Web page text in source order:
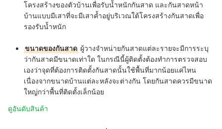
โครงสร้างของตัวบ้านเพื่อรับน้ำหนักกันสาด และกันสาดหน้า
บ้านแบบมีเสาที่จะมีเสาค้ำอยู่บริเวณใต้โครงสร้างกันสาดเพื่อ
รองรับน้ำหนัก
ขนาดของกันสาด ผู้วางจำหน่ายกันสาดแต่ละรายจะมีการระบุ
ว่ากันสาดมีขนาดเท่าใด ในกรณีนี้ผู้ติดตั้งต้องทำการตรวจสอบ
เองว่าจุดที่ต้องการติดตั้งกันสาดนั้นใช้พื้นที่มากน้อยแค่ไหน
เนื่องจากขนาดบ้านแต่ละหลังจะต่างกัน โดยกันสาดควรมีขนาด
ใหญ่กว่าพื้นที่ติดตั้งเล็กน้อย
ดูอันดับสินค้า